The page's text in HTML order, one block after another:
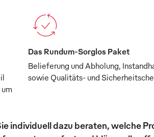
Das Rundum-Sorglos Paket
Belieferung und Abholung,
sowie Qualitäts- und
individuell dazu beraten, welche